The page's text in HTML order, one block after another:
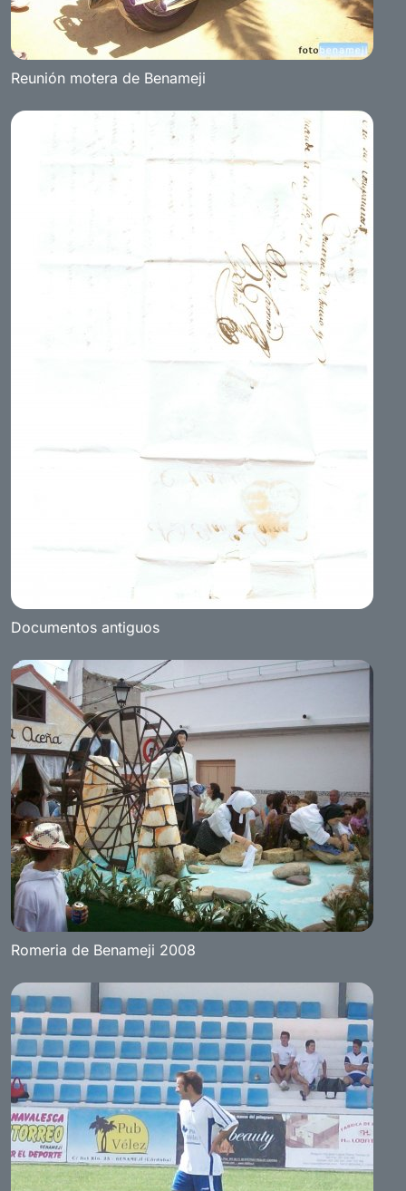
Reunión motera de Benameji
Documentos antiguos
Romeria de Benameji 2008